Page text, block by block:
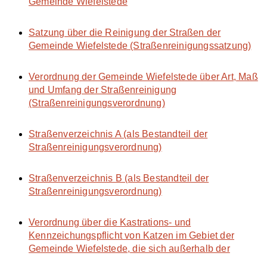
Satzung über die Reinigung der Straßen der
Gemeinde Wiefelstede (Straßenreinigungssatzung)
Verordnung der Gemeinde Wiefelstede über Art, Maß
und Umfang der Straßenreinigung
(Straßenreinigungsverordnung)
Straßenverzeichnis A (als Bestandteil der
Straßenreinigungsverordnung)
Straßenverzeichnis B (als Bestandteil der
Straßenreinigungsverordnung)
Verordnung über die Kastrations- und
Kennzeichungspflicht von Katzen im Gebiet der
Gemeinde Wiefelstede, die sich außerhalb der